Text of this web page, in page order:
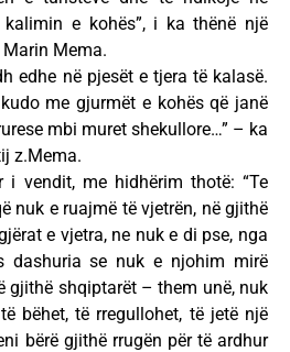
e kohës”, i ka thënë një
Mema.
edhe në pjesët e tjera të kalasë.
me gjurmët e kohës që janë
mbi muret shekullore…” – ka
z.Mema.
i vendit, me hidhërim thotë: “Te
nuk e ruajmë të vjetrën, në gjithë
e vjetra, ne nuk e di pse, nga
dashuria se nuk e njohim mirë
gjithë shqiptarët – them unë, nuk
bëhet, të rregullohet, të jetë një
bërë gjithë rrugën për të ardhur